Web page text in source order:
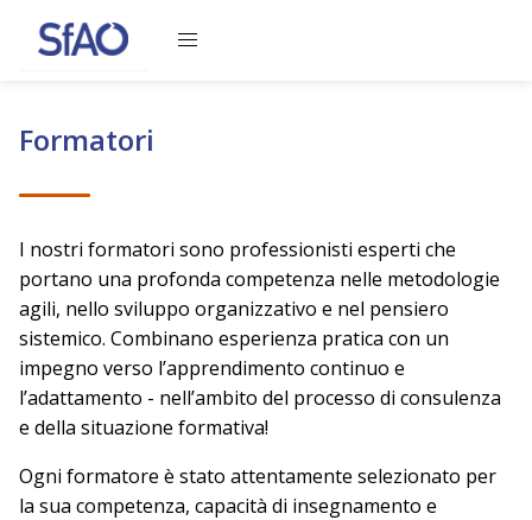
Formatori
I nostri formatori sono professionisti esperti che
portano una profonda competenza nelle metodologie
agili, nello sviluppo organizzativo e nel pensiero
sistemico. Combinano esperienza pratica con un
impegno verso l’apprendimento continuo e
l’adattamento - nell’ambito del processo di consulenza
e della situazione formativa!
Ogni formatore è stato attentamente selezionato per
la sua competenza, capacità di insegnamento e